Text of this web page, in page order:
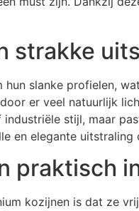
strakke
hun slanke profielen,
er veel natuurlijk
stijl, maar
en elegante
praktisch
kozijnen is dat ze